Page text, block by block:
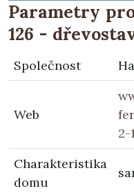
Parametry
126 -
Společnost
Web
2-
Charakteristika
domu